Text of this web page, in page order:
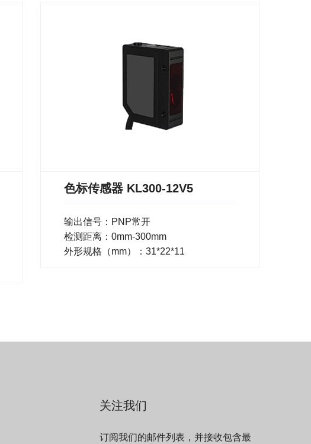
色标传感器 KL300-12V5
输出信号：PNP常开
检测距离：0mm-300mm
外形规格（mm）：31*22*11
关注我们
订阅我们的邮件列表，并接收包含最